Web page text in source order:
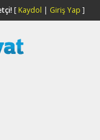
[ Kaydol | Giriş Yap ]